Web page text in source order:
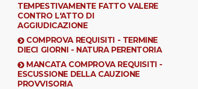
TEMPESTIVAMENTE FATTO VALERE
CONTRO L'ATTO DI
AGGIUDICAZIONE
COMPROVA REQUISITI - TERMINE
DIECI GIORNI - NATURA PERENTORIA
MANCATA COMPROVA REQUISITI -
ESCUSSIONE DELLA CAUZIONE
PROVVISORIA